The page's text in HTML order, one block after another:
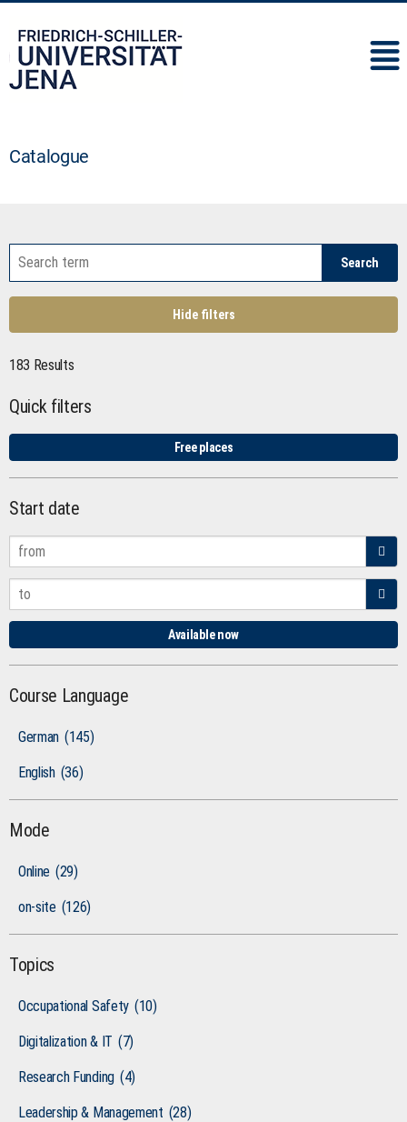
Catalogue
Search
Hide filters
183 Results
Quick filters
Free places
Start date
Available now
Course Language
German (145)
English (36)
Mode
Online (29)
on-site (126)
Topics
Occupational Safety (10)
Digitalization & IT (7)
Research Funding (4)
Leadership & Management (28)